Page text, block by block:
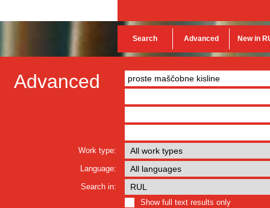
Search Advanced New in
Advanced
Work type:
Language:
Search in:
Show full text results only